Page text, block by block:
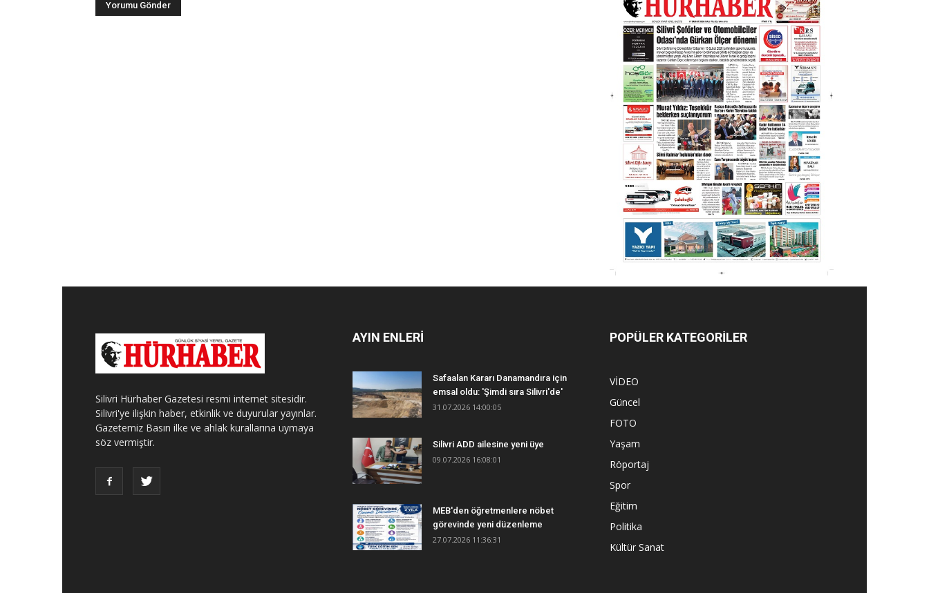
Silivri Hürhaber Gazetesi resmi internet sitesidir.
Silivri'ye ilişkin haber, etkinlik ve duyurular yayınlar.
Gazetemiz Basın ilke ve ahlak kurallarına uymaya
söz vermiştir.
AYIN ENLERİ
Safaalan Kararı Danamandıra için
emsal oldu: 'Şimdi sıra Silivri'de'
31.07.2026 14:00:05
Silivri ADD ailesine yeni üye
09.07.2026 16:08:01
MEB'den öğretmenlere nöbet
görevinde yeni düzenleme
27.07.2026 11:36:31
POPÜLER KATEGORİLER
VİDEO
Güncel
FOTO
Yaşam
Röportaj
Spor
Eğitim
Politika
Kültür Sanat